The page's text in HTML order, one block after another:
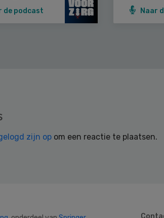
de podcast Naar
zijn op om een reactie te plaatsen.